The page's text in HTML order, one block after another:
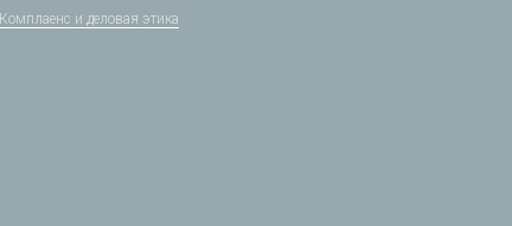
Комплаенс и деловая этика